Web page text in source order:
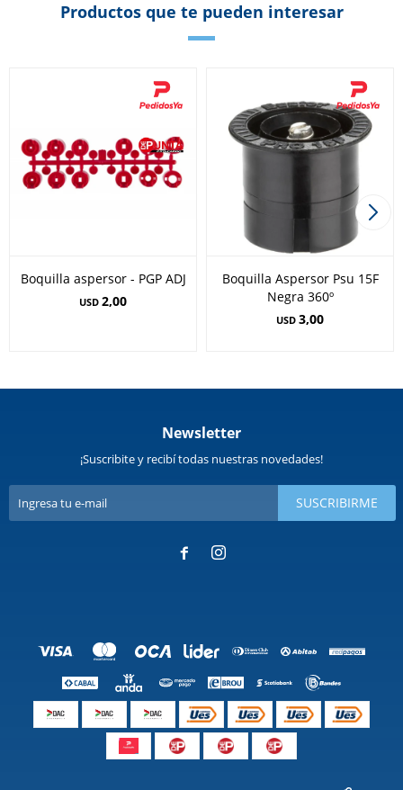
Productos que te pueden interesar
Boquilla aspersor - PGP ADJ
USD 2,00
Boquilla Aspersor Psu 15F
Negra 360º
USD 3,00
Newsletter
¡Suscribite y recibí todas nuestras novedades!
SUSCRIBIRME
 